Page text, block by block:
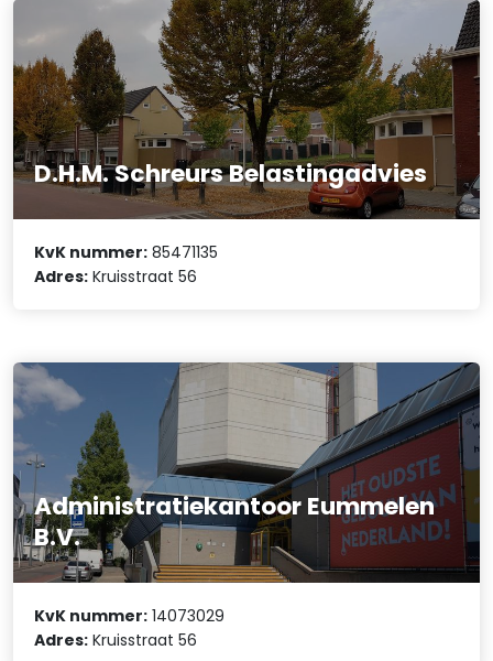
D.H.M. Schreurs Belastingadvies
KvK nummer: 85471135
Adres: Kruisstraat 56
Administratiekantoor Eummelen
B.V.
KvK nummer: 14073029
Adres: Kruisstraat 56